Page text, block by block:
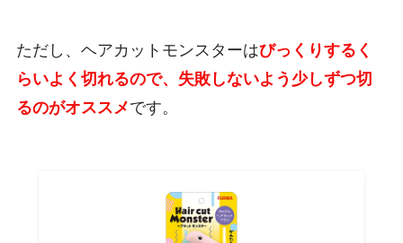
ただし、ヘアカットモンスターはびっくりするく
らいよく切れるので、失敗しないよう少しずつ切
るのがオススメです。